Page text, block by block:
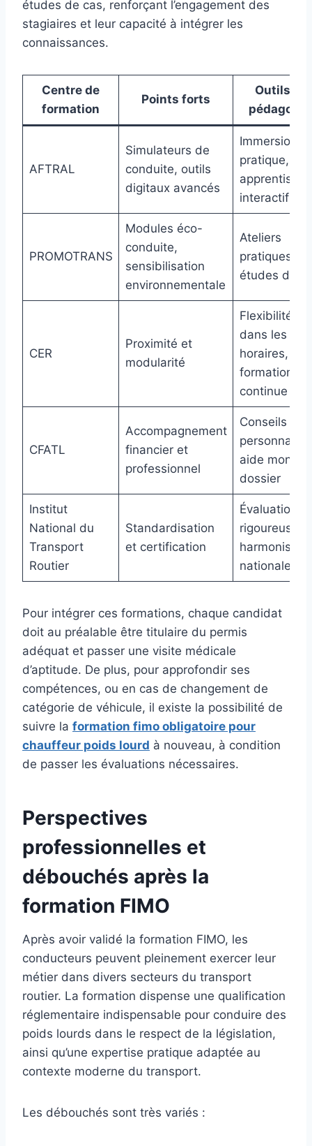
études de cas, renforçant l’engagement des
stagiaires et leur capacité à intégrer les
connaissances.
Centre de
formation
Points forts
Outils et
pédagogie
AFTRAL
Simulateurs de
conduite, outils
digitaux avancés
Immersion
pratique,
interactif
PROMOTRANS
Modules éco-
conduite,
sensibilisation
environnementale
Ateliers
pratiques,
études de
CER
Proximité et
modularité
Flexibilité
dans les
horaires,
formation
continue
CFATL
Accompagnement
financier et
professionnel
Conseils
aide
dossier
Institut
National du
Transport
Routier
Standardisation
et certification
Évaluation
rigoureuse,
nationale
Pour intégrer ces formations, chaque candidat
doit au préalable être titulaire du permis
adéquat et passer une visite médicale
d’aptitude. De plus, pour approfondir ses
compétences, ou en cas de changement de
catégorie de véhicule, il existe la possibilité de
suivre la formation fimo obligatoire pour
chauffeur poids lourd à nouveau, à condition
de passer les évaluations nécessaires.
Perspectives
professionnelles et
débouchés après la
formation FIMO
Après avoir validé la formation FIMO, les
conducteurs peuvent pleinement exercer leur
métier dans divers secteurs du transport
routier. La formation dispense une qualification
réglementaire indispensable pour conduire des
poids lourds dans le respect de la législation,
ainsi qu’une expertise pratique adaptée au
contexte moderne du transport.
Les débouchés sont très variés :